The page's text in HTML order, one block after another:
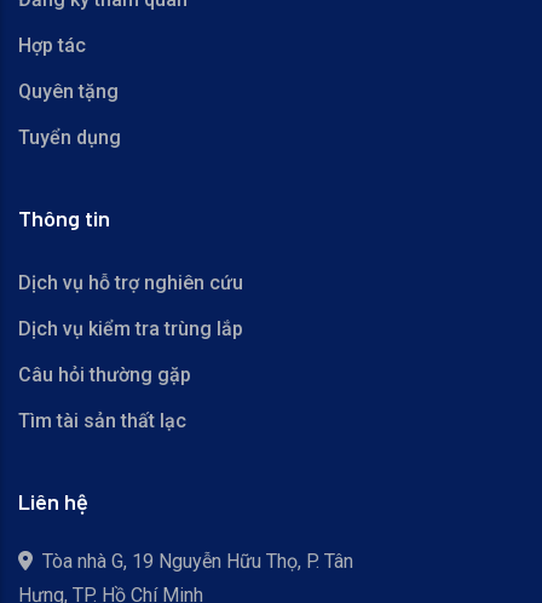
Hợp tác
Quyên tặng
Tuyển dụng
Thông tin
Dịch vụ hỗ trợ nghiên cứu
Dịch vụ kiểm tra trùng lắp
Câu hỏi thường gặp
Tìm tài sản thất lạc
Liên hệ
Tòa nhà G, 19 Nguyễn Hữu Thọ, P. Tân
Hưng, TP. Hồ Chí Minh